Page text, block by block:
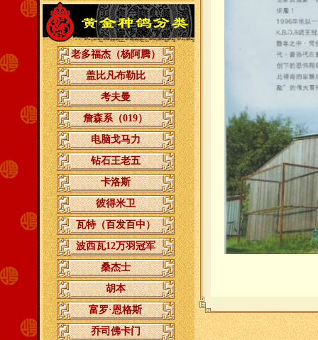
老多福杰（杨阿腾）
盖比凡布勒比
考夫曼
詹森系（019）
电脑戈马力
钻石王老五
卡洛斯
彼得米卫
瓦特（百发百中）
波西瓦12万羽冠军
桑杰士
胡本
富罗·恩格斯
乔司佛卡门